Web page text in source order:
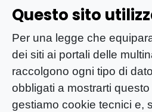
Questo sito
Per una legge che
dei siti ai portali delle
raccolgono ogni tipo di
obbligati a mostrarti
gestiamo cookie tecnici e,